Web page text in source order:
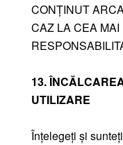
CONȚINUT
CAZ LA CEA
13.
UTILIZARE
Înțelegeți și